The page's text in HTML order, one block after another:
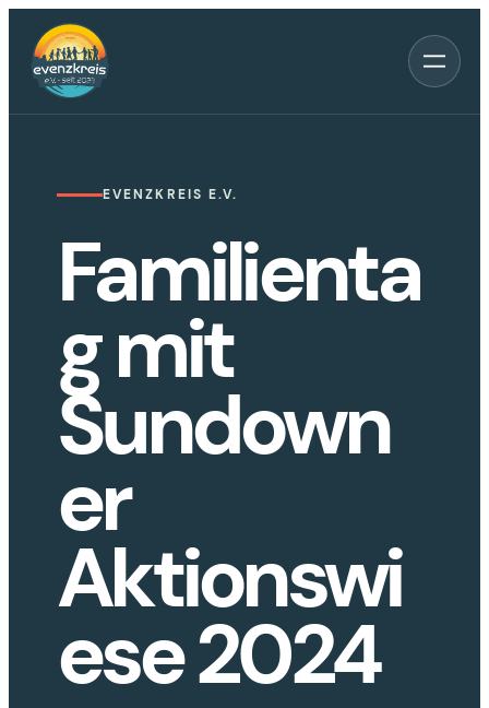
Inhalt
springen
EVENZKREIS E.V.
Familienta
g mit
Sundown
er
Aktionswi
ese 2024